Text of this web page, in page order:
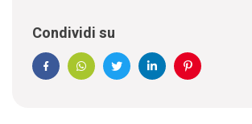
Condividi su
FacebookWhatsAppTwitterLinkedinPinterest